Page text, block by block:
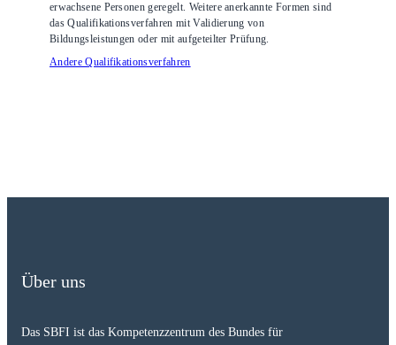
erwachsene Personen geregelt. Weitere anerkannte Formen sind
das Qualifikationsverfahren mit Validierung von
Bildungsleistungen oder mit aufgeteilter Prüfung.
Andere Qualifikationsverfahren
Über uns
Das SBFI ist das Kompetenzzentrum des Bundes für